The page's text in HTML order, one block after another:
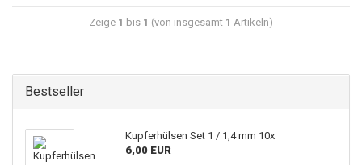
Zeige 1 bis 1 (von insgesamt 1 Artikeln)
Bestseller
Kupferhülsen Set 1 / 1,4 mm 10x
6,00 EUR